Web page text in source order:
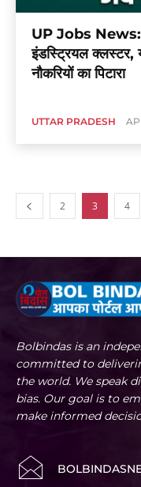
UP Jobs News:
इंडस्ट्रियल क्लस्टर,
नौकरियों का पिटारा
UTTAR PRADESH
2 3 4
Bolbindas is an
committed to
the world. We speak
bias. Our goal is to
make informed